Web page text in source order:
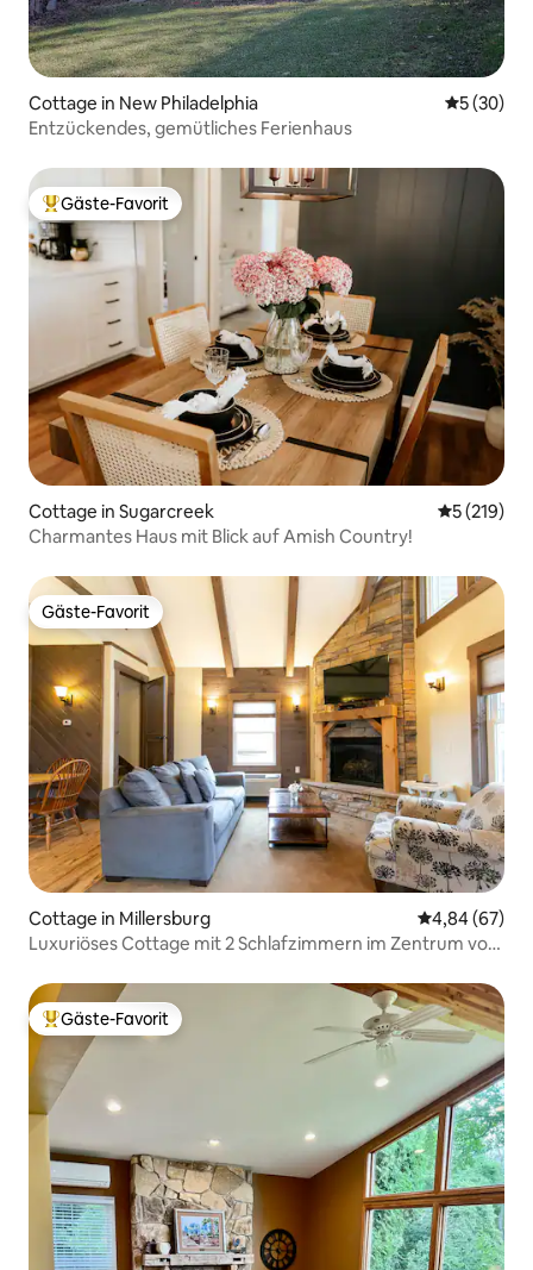
Cottage in New Philadelphia
5 (30)
Entzückendes, gemütliches Ferienhaus
Beliebter Gäste-Favorit.
Gäste-Favorit
Cottage in Sugarcreek
5 (219)
Charmantes Haus mit Blick auf Amish Country!
Gäste-Favorit
Gäste-Favorit
Cottage in Millersburg
4,84 (67)
Luxuriöses Cottage mit 2 Schlafzimmern im Zentrum von
Beliebter Gäste-Favorit.
Gäste-Favorit